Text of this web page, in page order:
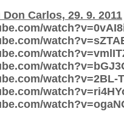
Carlos, 29. 9. 2011
watch?v=2BL-